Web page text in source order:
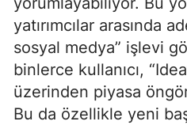
yatırımcılar arasında
sosyal medya” işlevi
binlerce kullanıcı,
üzerinden piyasa
Bu da özellikle yeni